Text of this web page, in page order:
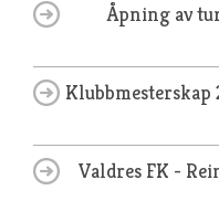
Åpning av
Klubbmesterskap
Valdres FK -